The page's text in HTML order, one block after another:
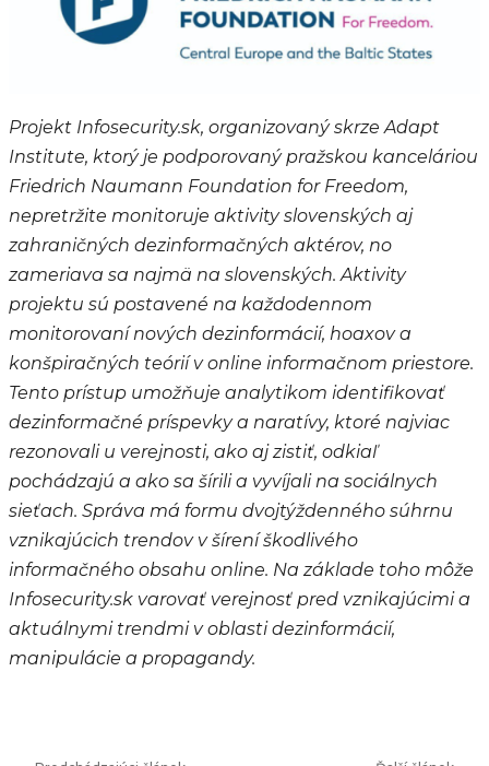
Projekt Infosecurity.sk, organizovaný skrze Adapt
Institute, ktorý je podporovaný pražskou kanceláriou
Friedrich Naumann Foundation for Freedom,
nepretržite monitoruje aktivity slovenských aj
zahraničných dezinformačných aktérov, no
zameriava sa najmä na slovenských. Aktivity
projektu sú postavené na každodennom
monitorovaní nových dezinformácií, hoaxov a
konšpiračných teórií v online informačnom priestore.
Tento prístup umožňuje analytikom identifikovať
dezinformačné príspevky a naratívy, ktoré najviac
rezonovali u verejnosti, ako aj zistiť, odkiaľ
pochádzajú a ako sa šírili a vyvíjali na sociálnych
sieťach. Správa má formu dvojtýždenného súhrnu
vznikajúcich trendov v šírení škodlivého
informačného obsahu online. Na základe toho môže
Infosecurity.sk varovať verejnosť pred vznikajúcimi a
aktuálnymi trendmi v oblasti dezinformácií,
manipulácie a propagandy.